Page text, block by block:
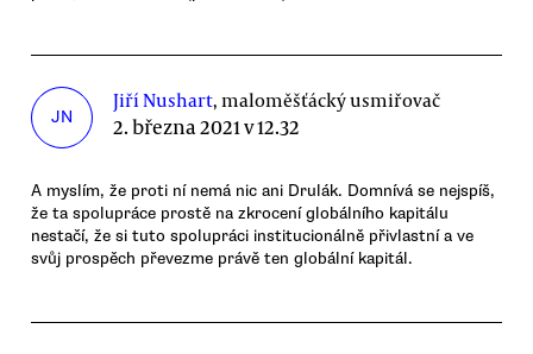
JN
Jiří Nushart, maloměšťácký usmiřovač
2. března 2021 v 12.32
A myslím, že proti ní nemá nic ani Drulák. Domnívá se nejspíš,
že ta spolupráce prostě na zkrocení globálního kapitálu
nestačí, že si tuto spolupráci institucionálně přivlastní a ve
svůj prospěch převezme právě ten globální kapitál.